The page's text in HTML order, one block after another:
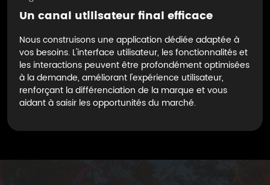
Un canal utilisateur final efficace
Nous construisons une application dédiée adaptée à
vos besoins. L'interface utilisateur, les fonctionnalités et
les interactions peuvent être profondément optimisées
à la demande, améliorant l'expérience utilisateur,
renforçant la différenciation de la marque et vous
aidant à saisir les opportunités du marché.